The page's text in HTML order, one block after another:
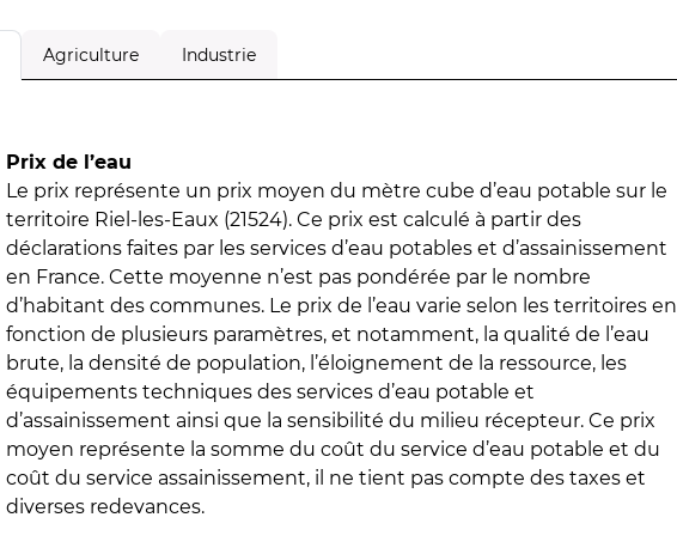
Agriculture Industrie
Prix de l’eau
Le prix représente un prix moyen du mètre cube d’eau potable sur le
territoire Riel-les-Eaux (21524). Ce prix est calculé à partir des
déclarations faites par les services d’eau potables et d’assainissement
en France. Cette moyenne n’est pas pondérée par le nombre
d’habitant des communes. Le prix de l’eau varie selon les territoires en
fonction de plusieurs paramètres, et notamment, la qualité de l’eau
brute, la densité de population, l’éloignement de la ressource, les
équipements techniques des services d’eau potable et
d’assainissement ainsi que la sensibilité du milieu récepteur. Ce prix
moyen représente la somme du coût du service d’eau potable et du
coût du service assainissement, il ne tient pas compte des taxes et
diverses redevances.